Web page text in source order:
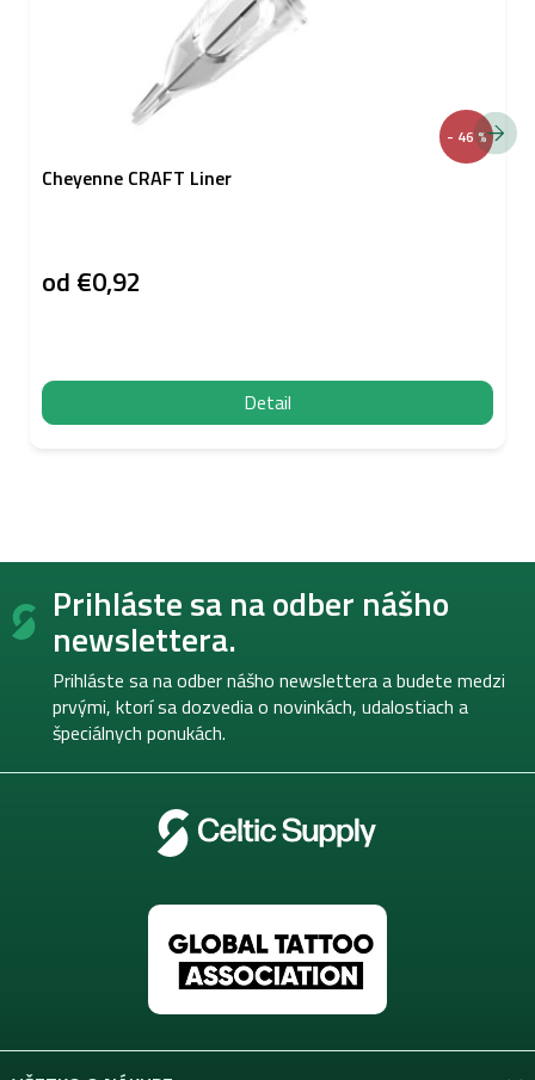
- 46 %
Cheyenne CRAFT Liner
od €0,92
Detail
Z
Prihláste sa na odber nášho
newslettera.
Prihláste sa na odber nášho newslettera a budete medzi
prvými, ktorí sa dozvedia o novinkách, udalostiach a
špeciálnych ponukách.